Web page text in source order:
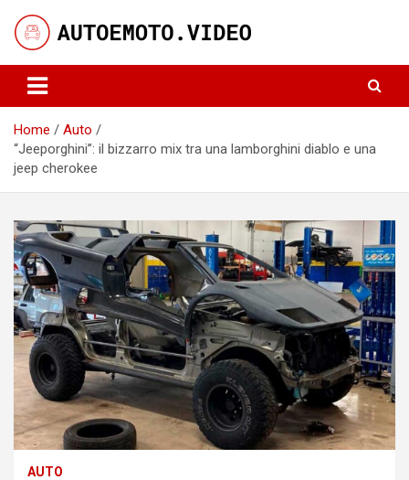
content
AutoeMoto.Video
Home
Auto
“Jeeporghini”: il bizzarro mix tra una lamborghini diablo e una
jeep cherokee
AUTO